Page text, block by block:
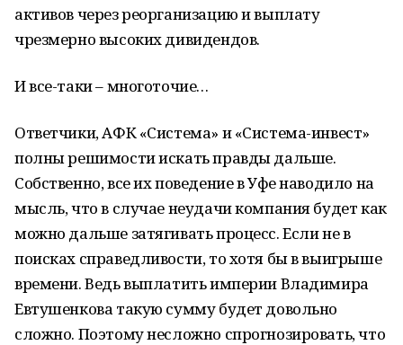
активов через реорганизацию и выплату
чрезмерно высоких дивидендов.
И все-таки – многоточие…
Ответчики, АФК «Система» и «Система-инвест»
полны решимости искать правды дальше.
Собственно, все их поведение в Уфе наводило на
мысль, что в случае неудачи компания будет как
можно дальше затягивать процесс. Если не в
поисках справедливости, то хотя бы в выигрыше
времени. Ведь выплатить империи Владимира
Евтушенкова такую сумму будет довольно
сложно. Поэтому несложно спрогнозировать, что